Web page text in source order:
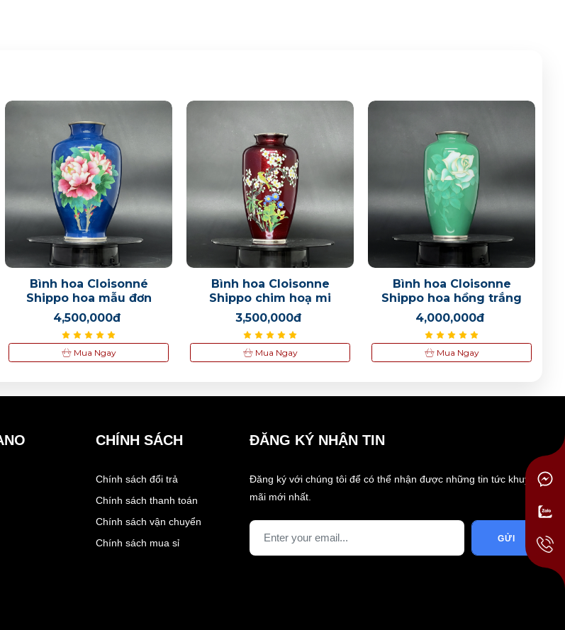
Bình hoa Cloisonné
Shippo hoa mẫu đơn
4,500,000đ
Mua Ngay
Bình hoa Cloisonne
Shippo chim hoạ mi
3,500,000đ
Mua Ngay
Bình hoa Cloisonne
Shippo hoa hồng trắng
4,000,000đ
Mua Ngay
CHÍNH SÁCH
Chính sách đổi trả
Chính sách thanh toán
Chính sách vận chuyển
Chính sách mua sỉ
ĐĂNG KÝ NHẬN TIN
Đăng ký với chúng tôi để có thể nhận được những tin tức khuyến
mãi mới nhất.
GỬI